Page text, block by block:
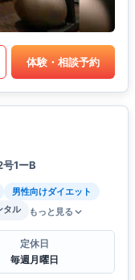
体験・相談予約
1ーB
男性向けダイエット
タル もっと見る
定休日
毎週月曜日